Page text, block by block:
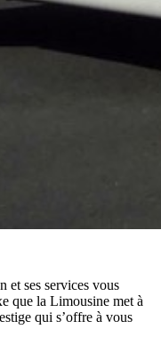
et ses services vous
que la Limousine met à
qui s’offre à vous